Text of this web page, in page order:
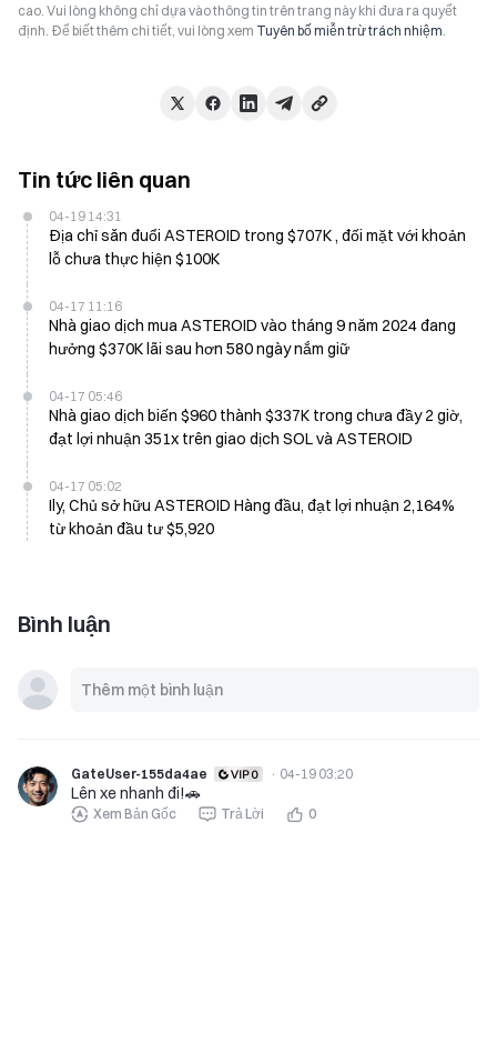
cao. Vui lòng không chỉ dựa vào thông tin trên trang này khi đưa ra quyết
định. Để biết thêm chi tiết, vui lòng xem Tuyên bố miễn trừ trách nhiệm.
Tin tức liên quan
04-19 14:31
Địa chỉ săn đuổi ASTEROID trong $707K , đối mặt với khoản
lỗ chưa thực hiện $100K
04-17 11:16
Nhà giao dịch mua ASTEROID vào tháng 9 năm 2024 đang
hưởng $370K lãi sau hơn 580 ngày nắm giữ
04-17 05:46
Nhà giao dịch biến $960 thành $337K trong chưa đầy 2 giờ,
đạt lợi nhuận 351x trên giao dịch SOL và ASTEROID
04-17 05:02
Ily, Chủ sở hữu ASTEROID Hàng đầu, đạt lợi nhuận 2,164%
từ khoản đầu tư $5,920
Bình luận
GateUser-155da4ae · 04-19 03:20
Lên xe nhanh đi!🚗
Xem Bản Gốc Trả Lời 0